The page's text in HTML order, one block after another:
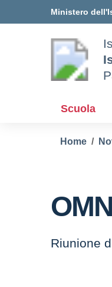
Vai ai contenuti
Vai al menu di navigazione
Ministero
Scuola
Home
Riunione